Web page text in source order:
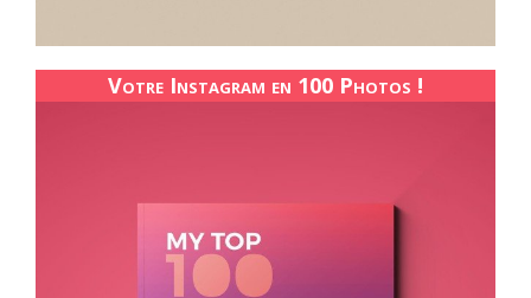
Votre Instagram en 100 Photos !